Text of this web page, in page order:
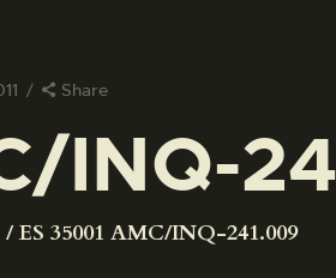
Share
INQ-
ES 35001 AMC/INQ-241.009